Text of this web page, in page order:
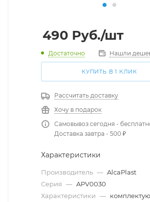
490 Руб./шт
Достаточно Нашли
КУПИТЬ В 1 КЛИК
Рассчитать доставку
Хочу в подарок
Самовывоз сегодня -
Доставка завтра - 500 ₽
Характеристики
Производитель — AlcaPlast
Серия — APV0030
Характеристики —